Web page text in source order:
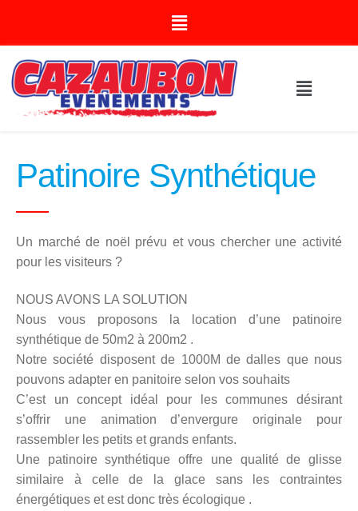
Patinoire Synthétique
Un marché de noël prévu et vous chercher une activité
pour les visiteurs ?
NOUS AVONS LA SOLUTION
Nous vous proposons la location d’une patinoire
synthétique de 50m2 à 200m2 .
Notre société disposent de 1000M de dalles que nous
pouvons adapter en panitoire selon vos souhaits
C’est un concept idéal pour les communes désirant
s’offrir une animation d’envergure originale pour
rassembler les petits et grands enfants.
Une patinoire synthétique offre une qualité de glisse
similaire à celle de la glace sans les contraintes
énergétiques et est donc très écologique .